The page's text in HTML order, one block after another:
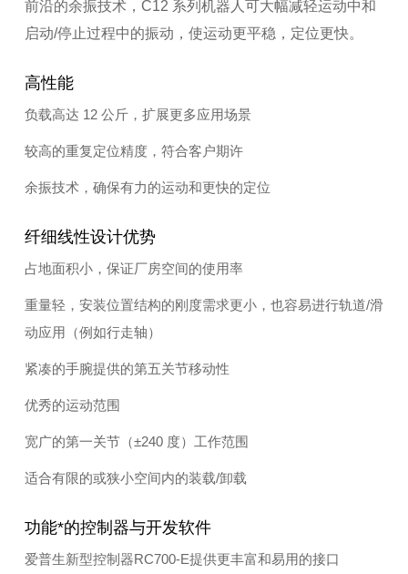
前沿的余振技术，C12 系列机器人可大幅减轻运动中和
启动/停止过程中的振动，使运动更平稳，定位更快。
高性能
负载高达 12 公斤，扩展更多应用场景
较高的重复定位精度，符合客户期许
余振技术，确保有力的运动和更快的定位
纤细线性设计优势
占地面积小，保证厂房空间的使用率
重量轻，安装位置结构的刚度需求更小，也容易进行轨道/滑
动应用（例如行走轴）
紧凑的手腕提供的第五关节移动性
优秀的运动范围
宽广的第一关节（±240 度）工作范围
适合有限的或狭小空间内的装载/卸载
功能*的控制器与开发软件
爱普生新型控制器RC700-E提供更丰富和易用的接口